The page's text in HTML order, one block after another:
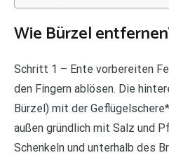
Wie Bürzel
Schritt 1 – Ente vorbereiten
den Fingern ablösen. Die
Bürzel) mit der
außen gründlich mit Salz und
Schenkeln und unterhalb des